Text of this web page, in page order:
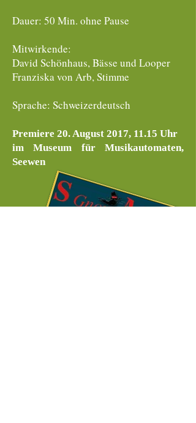
Dauer: 50 Min. ohne Pause
Mitwirkende:
David Schönhaus, Bässe und Looper
Franziska von Arb, Stimme
Sprache: Schweizerdeutsch
Premiere 20. August 2017, 11.15 Uhr
im Museum für Musikautomaten,
Seewen